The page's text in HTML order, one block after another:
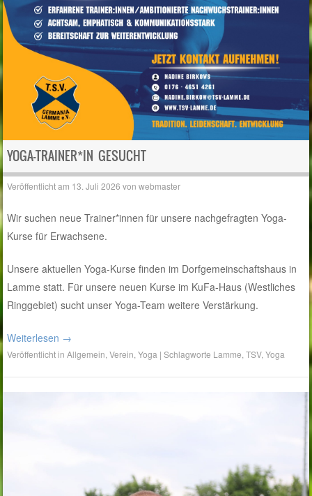
YOGA-TRAINER*IN GESUCHT
Veröffentlicht am 13. Juli 2026 vonwebmaster
Wir suchen neue Trainer*innen für unsere nachgefragten Yoga-
Kurse für Erwachsene.
Unsere aktuellen Yoga-Kurse finden im Dorfgemeinschaftshaus in
Lamme statt. Für unsere neuen Kurse im KuFa-Haus (Westliches
Ringgebiet) sucht unser Yoga-Team weitere Verstärkung.
Weiterlesen →
Veröffentlicht inAllgemein ,Verein ,Yoga |Schlagworte Lamme ,TSV,Yoga